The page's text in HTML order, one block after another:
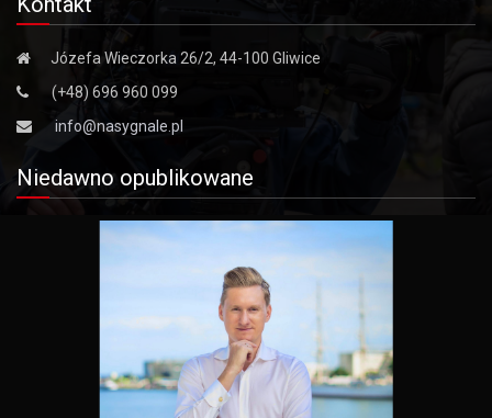
Józefa Wieczorka 26/2, 44-100 Gliwice
(+48) 696 960 099
info@nasygnale.pl
Niedawno opublikowane